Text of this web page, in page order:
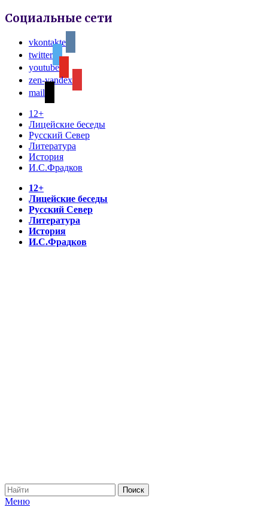
Социальные сети
vkontakte
twitter
youtube
zen-yandex
mail
12+
Лицейские беседы
Русский Север
Литература
История
И.С.Фрадков
12+
Лицейские беседы
Русский Север
Литература
История
И.С.Фрадков
Меню